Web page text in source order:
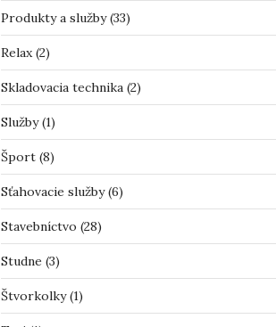
Produkty a služby(33)
Relax(2)
Skladovacia technika(2)
Služby(1)
Šport(8)
Sťahovacie služby(6)
Stavebníctvo (28)
Studne (3)
Štvorkolky(1)